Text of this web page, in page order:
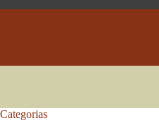
Categorias